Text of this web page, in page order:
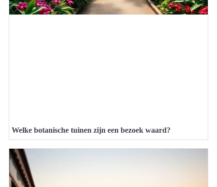
Welke botanische tuinen zijn een bezoek waard?